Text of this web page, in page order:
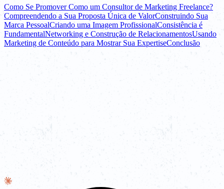
Como Se Promover Como um Consultor de Marketing Freelance?
Compreendendo a Sua Proposta Única de ValorConstruindo Sua
Marca PessoalCriando uma Imagem ProfissionalConsistência é
FundamentalNetworking e Construção de RelacionamentosUsando
Marketing de Conteúdo para Mostrar Sua ExpertiseConclusão